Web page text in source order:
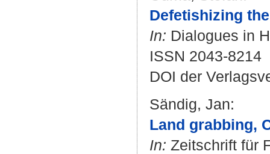
Defetishizing
In: Dialogues in
ISSN 2043-8214
DOI der
Sändig, Jan:
Land grabbing,
In: Zeitschrift für